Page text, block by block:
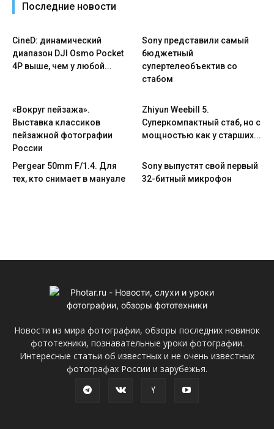
Последние новости
CineD: динамический
диапазон DJI Osmo Pocket
4P выше, чем у любой...
Sony представили самый
бюджетный
супертелеобъектив со
стабом
«Вокруг пейзажа».
Выставка классиков
пейзажной фотографии
России
Zhiyun Weebill 5.
Cуперкомпактный стаб, но с
мощностью как у старших...
Pergear 50mm F/1.4. Для
тех, кто снимает в мануале
Sony выпустят свой первый
32-битный микрофон
Новости из мира фотографии, обзоры последних новинок
фототехники, познавательные уроки фотографии.
Интересные статьи об известных и не очень известных
фотографах России и зарубежья.